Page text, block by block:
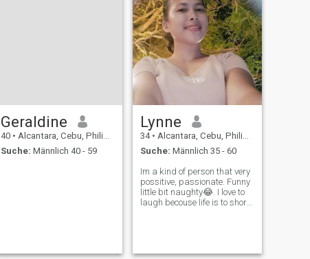
Geraldine
40 • Alcantara, Cebu, Philippinen
Suche: Männlich 40 - 59
Lynne
34 • Alcantara, Cebu, Philippinen
Suche: Männlich 35 - 60
Im a kind of person that very
possitive, passionate. Funny
little bit naughty😂. I love to
laugh becouse life is to short